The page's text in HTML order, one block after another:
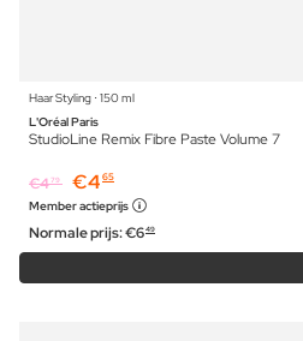
Haar Styling ⋅ 150 ml
L'Oréal Paris
StudioLine Remix Fibre Paste Volume 7
€479 €4 65
Member actieprijs
Normale prijs:€649